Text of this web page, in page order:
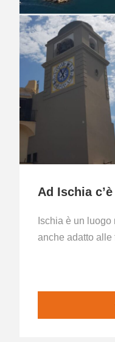
Ad Ischia
Ischia è un
anche adatto